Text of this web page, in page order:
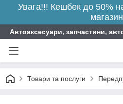
Увага!!! Кешбек до 50%
Автоаксесуари, запчастини,
Товари та послуги